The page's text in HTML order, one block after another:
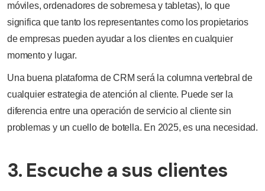
móviles, ordenadores de sobremesa y tabletas), lo que
significa que tanto los representantes como los propietarios
de empresas pueden ayudar a los clientes en cualquier
momento y lugar.
Una buena plataforma de CRM será la columna vertebral de
cualquier estrategia de atención al cliente. Puede ser la
diferencia entre una operación de servicio al cliente sin
problemas y un cuello de botella. En 2025, es una necesidad.
3. Escuche a sus clientes